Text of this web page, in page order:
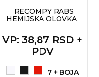
RECOMPY RABS
HEMIJSKA OLOVKA
VP: 38,87 RSD +
PDV
7 + BOJA